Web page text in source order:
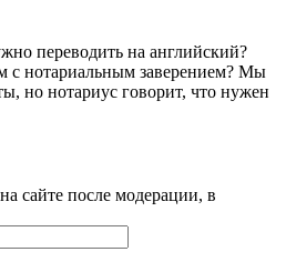
переводить на английский?
с нотариальным заверением? Мы
но нотариус говорит, что нужен
сайте после модерации, в